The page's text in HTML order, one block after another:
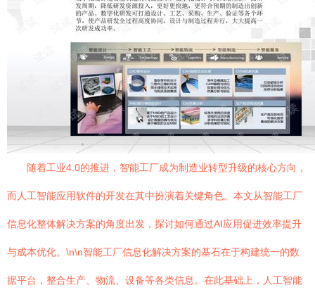
随着工业4.0的推进，智能工厂成为制造业转型升级的核心方向，
而人工智能应用软件的开发在其中扮演着关键角色。本文从智能工厂
信息化整体解决方案的角度出发，探讨如何通过AI应用促进效率提升
与成本优化。\n\n智能工厂信息化解决方案的基石在于构建统一的数
据平台，整合生产、物流、设备等各类信息。在此基础上，人工智能